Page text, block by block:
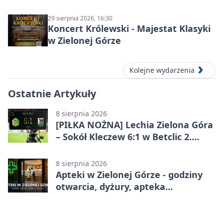
29 sierpnia 2026, 16:30
Koncert Królewski - Majestat Klasyki
w Zielonej Górze
Kolejne wydarzenia
Ostatnie Artykuły
8 sierpnia 2026
[PIŁKA NOŻNA] Lechia Zielona Góra
– Sokół Kleczew 6:1 w Betclic 2.
urządzili sobie festiwal strzelecki
8 sierpnia 2026
Apteki w Zielonej Górze - godziny
otwarcia, dyżury, apteka